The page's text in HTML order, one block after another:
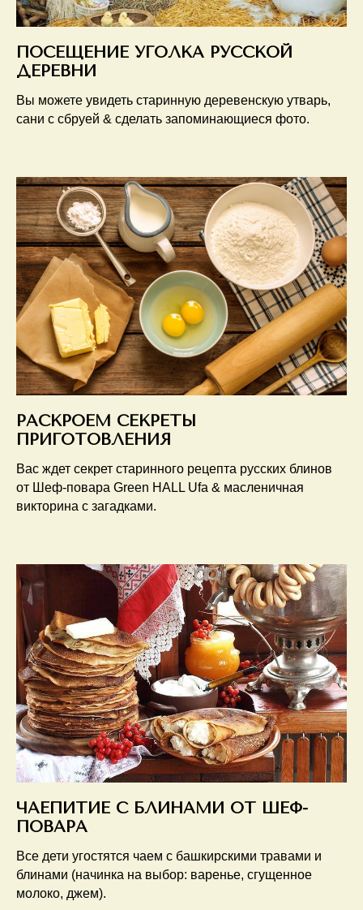
ПОСЕЩЕНИЕ УГОЛКА РУССКОЙ
ДЕРЕВНИ
Вы можете увидеть старинную деревенскую утварь,
сани с сбруей & сделать запоминающиеся фото.
РАСКРОЕМ СЕКРЕТЫ
ПРИГОТОВЛЕНИЯ
Вас ждет секрет старинного рецепта русских блинов
от Шеф-повара Green HALL Ufa & масленичная
викторина с загадками.
ЧАЕПИТИЕ С БЛИНАМИ ОТ ШЕФ-
ПОВАРА
Все дети угостятся чаем с башкирскими травами и
блинами (начинка на выбор: варенье, сгущенное
молоко, джем).